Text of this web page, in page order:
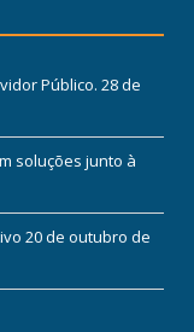
Público. 28 de
soluções junto à
20 de outubro de